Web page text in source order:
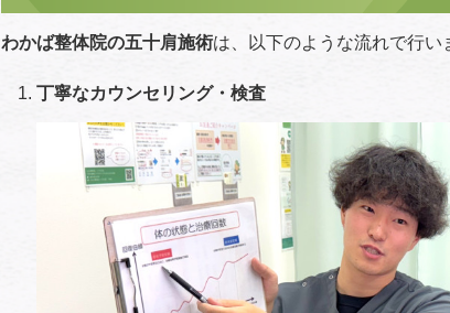
わかば整体院の五十肩施術は、以下のような流れで行い
丁寧なカウンセリング・検査